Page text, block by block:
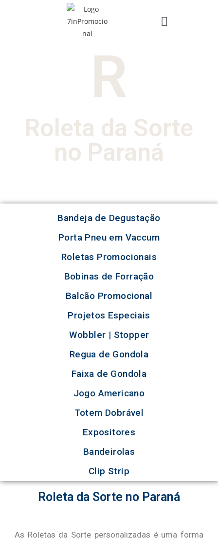
R
Roleta da Sorte
no Paraná
Bandeja de Degustação
Porta Pneu em Vaccum
Roletas Promocionais
Bobinas de Forração
Balcão Promocional
Projetos Especiais
Wobbler | Stopper
Regua de Gondola
Faixa de Gondola
Jogo Americano
Totem Dobrável
Expositores
Bandeirolas
Clip Strip
Roleta da Sorte no Paraná
As Roletas da Sorte personalizadas é uma forma